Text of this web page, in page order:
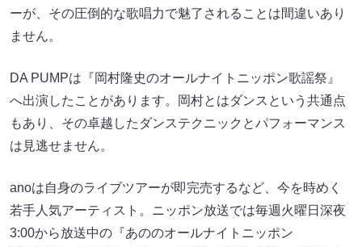
ーが、その圧倒的な歌唱力で魅了されることは間違いあり
ません。
DA PUMPは『岡村隆史のオールナイトニッポン歌謡祭』
へ出演したことがあります。岡村とはダンスという共通点
もあり、その卓越したダンステクニックとパフォーマンス
は見逃せません。
anoは自身のライブツアーが即完売するなど、今を時めく
若手人気アーティスト。ニッポン放送では毎週火曜日深夜
3:00から放送中の『あののオールナイトニッポン